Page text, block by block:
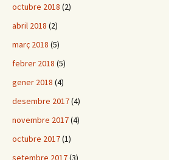
octubre 2018 (2)
abril 2018 (2)
març 2018 (5)
febrer 2018 (5)
gener 2018 (4)
desembre 2017(4)
novembre 2017(4)
octubre 2017(1)
setembre 2017(3)